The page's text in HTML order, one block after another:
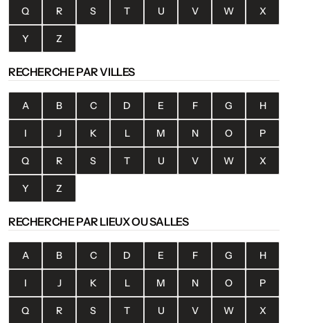
Q R S T U V W X
Y Z
RECHERCHE PAR VILLES
A B C D E F G H
I J K L M N O P
Q R S T U V W X
Y Z
RECHERCHE PAR LIEUX OU SALLES
A B C D E F G H
I J K L M N O P
Q R S T U V W X